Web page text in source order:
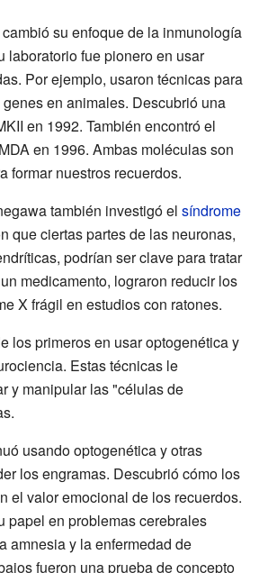
su enfoque de la inmunología
laboratorio fue pionero en usar
Por ejemplo, usaron técnicas para
en animales. Descubrió una
en 1992. También encontró el
en 1996. Ambas moléculas son
formar nuestros recuerdos.
también investigó el síndrome
que ciertas partes de las neuronas,
podrían ser clave para tratar
medicamento, lograron reducir los
X frágil en estudios con ratones.
los primeros en usar optogenética y
Estas técnicas le
y manipular las "células de
usando optogenética y otras
los engramas. Descubrió cómo los
el valor emocional de los recuerdos.
papel en problemas cerebrales
amnesia y la enfermedad de
fueron una prueba de concepto